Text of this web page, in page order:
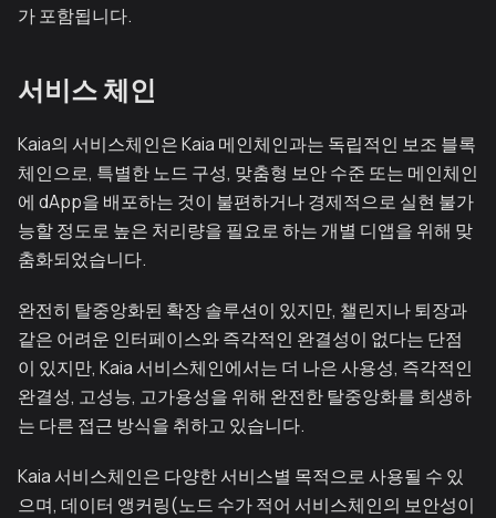
가 포함됩니다.
서비스 체인
Kaia의 서비스체인은 Kaia 메인체인과는 독립적인 보조 블록
체인으로, 특별한 노드 구성, 맞춤형 보안 수준 또는 메인체인
에 dApp을 배포하는 것이 불편하거나 경제적으로 실현 불가
능할 정도로 높은 처리량을 필요로 하는 개별 디앱을 위해 맞
춤화되었습니다.
완전히 탈중앙화된 확장 솔루션이 있지만, 챌린지나 퇴장과
같은 어려운 인터페이스와 즉각적인 완결성이 없다는 단점
이 있지만, Kaia 서비스체인에서는 더 나은 사용성, 즉각적인
완결성, 고성능, 고가용성을 위해 완전한 탈중앙화를 희생하
는 다른 접근 방식을 취하고 있습니다.
Kaia 서비스체인은 다양한 서비스별 목적으로 사용될 수 있
으며, 데이터 앵커링(노드 수가 적어 서비스체인의 보안성이